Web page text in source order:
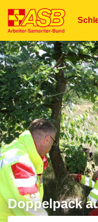
Doppelpack